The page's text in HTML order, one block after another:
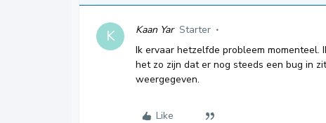
K Kaan Yar Starter
Ik ervaar hetzelfde probleem momenteel.
het zo zijn dat er nog steeds een bug in
weergegeven.
Like